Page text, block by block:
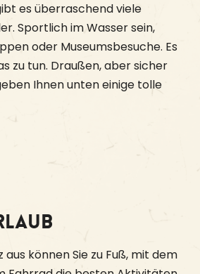
es überraschend viele
Sportlich im Wasser sein,
oder Museumsbesuche. Es
zu tun. Draußen, aber sicher
Ihnen unten einige tolle
können Sie zu Fuß, mit dem